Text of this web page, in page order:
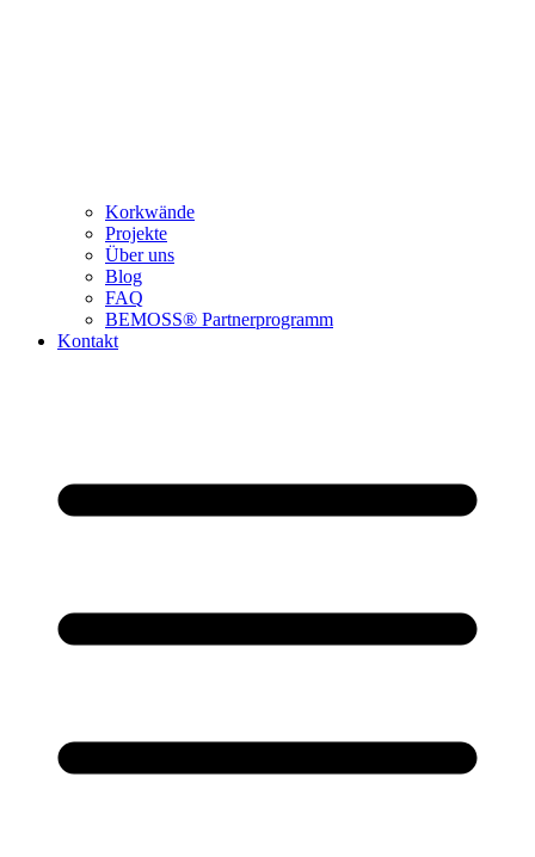
Korkwände
Projekte
Über uns
Blog
FAQ
BEMOSS® Partnerprogramm​
Kontakt